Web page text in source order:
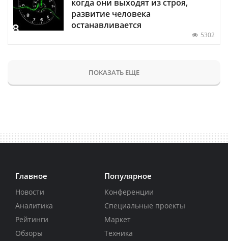
когда они выходят из строя,
развитие человека
останавливается
5302
ПОКАЗАТЬ ЕЩЕ
Главное
Новости
Аналитика
Рейтинги
Обзоры
Популярное
Конференции
Специальные проекты
Маркет
Техника